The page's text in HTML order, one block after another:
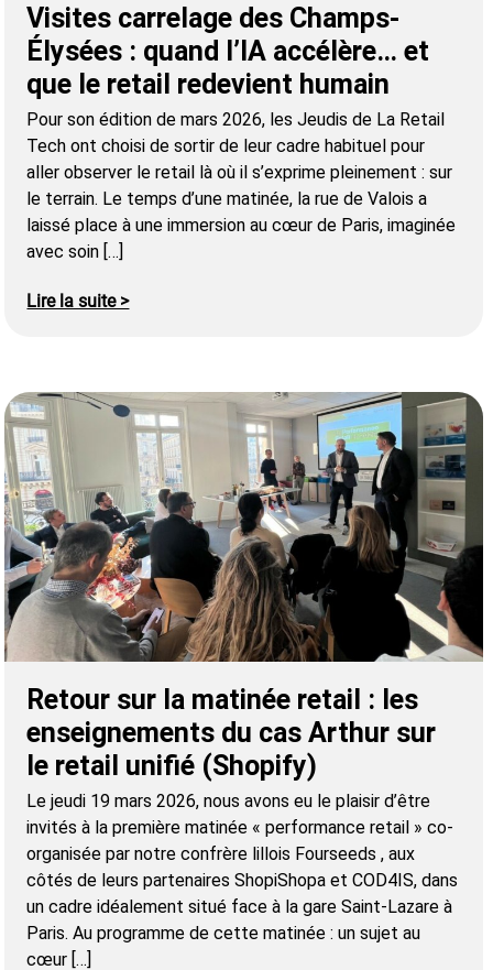
Visites carrelage des Champs-
Élysées : quand l’IA accélère… et
que le retail redevient humain
Pour son édition de mars 2026, les Jeudis de La Retail
Tech ont choisi de sortir de leur cadre habituel pour
aller observer le retail là où il s’exprime pleinement : sur
le terrain. Le temps d’une matinée, la rue de Valois a
laissé place à une immersion au cœur de Paris, imaginée
avec soin […]
Lire la suite >
Retour sur la matinée retail : les
enseignements du cas Arthur sur
le retail unifié (Shopify)
Le jeudi 19 mars 2026, nous avons eu le plaisir d’être
invités à la première matinée « performance retail » co-
organisée par notre confrère lillois Fourseeds , aux
côtés de leurs partenaires ShopiShopa et COD4IS, dans
un cadre idéalement situé face à la gare Saint-Lazare à
Paris. Au programme de cette matinée : un sujet au
cœur […]